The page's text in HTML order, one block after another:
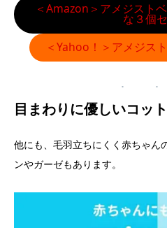
＜Amazon＞アメジスト
な３個
＜Yahoo！＞アメジス
目まわりに優しいコッ
他にも、毛羽立ちにくく赤ちゃん
ンやガーゼもあります。